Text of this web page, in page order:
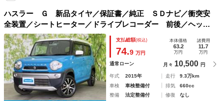
ハスラー Ｇ 新品タイヤ／保証書／純正 ＳＤナビ／衝突安
全装置／シートヒーター／ドライブレコーダー 前後／ヘッド
ランプ ＨＩＤ／Ｂｌｕｅｔｏｏｔｈ接続／ＥＴＣ／ＥＢＤ付
ＡＢＳ／横滑り防止装置／バックモニター
支払総額(税込)
74.9 万円
本体価格
63.2
万円
諸費用
11.7
万円
通常ローン 月々 10,500 円
年式 2015年 走行
9.3万km
車検
車検整備付 排気
660cc
整備
法定整備付 修復
なし